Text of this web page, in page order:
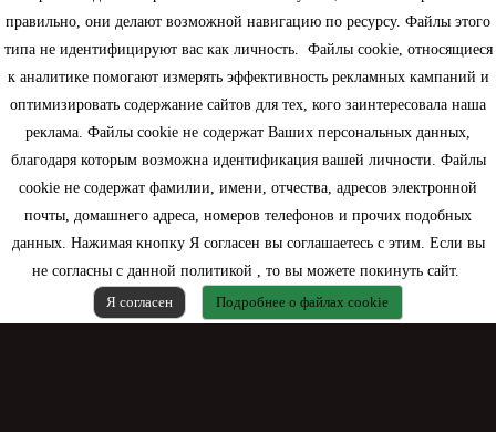
правильно, они делают возможной навигацию по ресурсу. Файлы этого
типа не идентифицируют вас как личность. Файлы cookie, относящиеся
к аналитике помогают измерять эффективность рекламных кампаний и
оптимизировать содержание сайтов для тех, кого заинтересовала наша
реклама. Файлы cookie не содержат Ваших персональных данных,
благодаря которым возможна идентификация вашей личности. Файлы
cookie не содержат фамилии, имени, отчества, адресов электронной
почты, домашнего адреса, номеров телефонов и прочих подобных
данных. Нажимая кнопку Я согласен вы соглашаетесь с этим. Если вы
не согласны с данной политикой , то вы можете покинуть сайт.
Я согласен
Подробнее о файлах cookie
Информация
Моя учетная запись
Контактная информация